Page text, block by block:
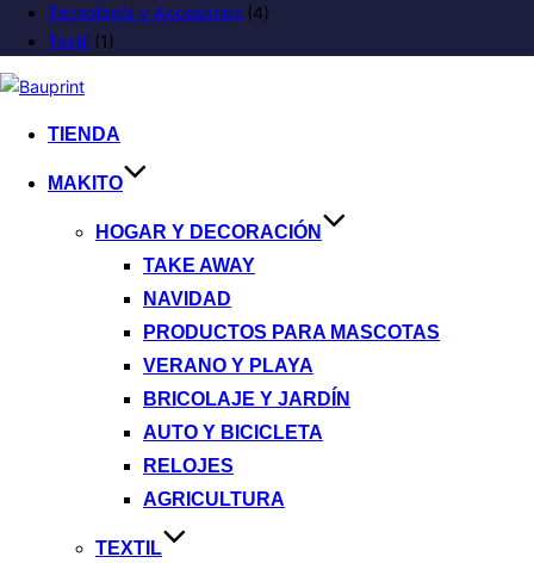
Tecnología y Accesorios (4)
Textil (1)
TIENDA
MAKITO
HOGAR Y DECORACIÓN
TAKE AWAY
NAVIDAD
PRODUCTOS PARA MASCOTAS
VERANO Y PLAYA
BRICOLAJE Y JARDÍN
AUTO Y BICICLETA
RELOJES
AGRICULTURA
TEXTIL